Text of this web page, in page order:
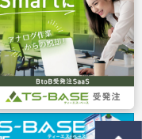
お問い合わせ